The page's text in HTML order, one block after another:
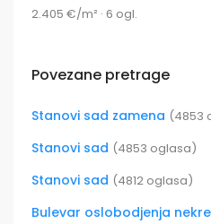
2.405 €/m² · 6 ogl.
Povezane pretrage
Stanovi sad zamena (4853
Stanovi sad (4853 oglasa)
Stanovi sad (4812 oglasa)
Bulevar oslobodjenja